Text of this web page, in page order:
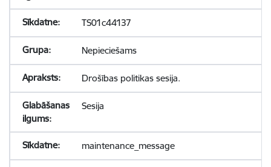
TS01c44137
Nepieciešams
Drošības politikas sesija.
Sesija
maintenance_message